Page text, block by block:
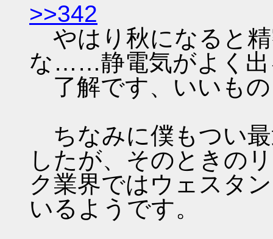
>>342
やはり秋になると
な……静電気がよく出
了解です、いいも
ちなみに僕もつい
したが、そのときの
ク業界ではウェスタ
いるようです。